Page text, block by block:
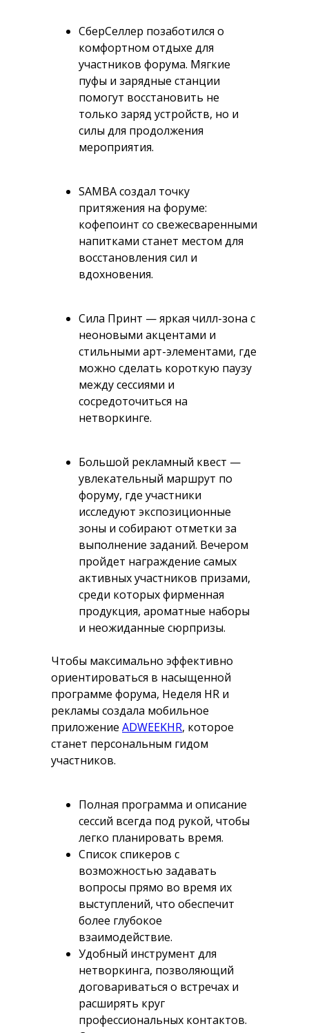
СберСеллер позаботился о
комфортном отдыхе для
участников форума. Мягкие
пуфы и зарядные станции
помогут восстановить не
только заряд устройств, но и
силы для продолжения
мероприятия.
SAMBA создал точку
притяжения на форуме:
кофепоинт со свежесваренными
напитками станет местом для
восстановления сил и
вдохновения.
Сила Принт — яркая чилл-зона с
неоновыми акцентами и
стильными арт-элементами, где
можно сделать короткую паузу
между сессиями и
сосредоточиться на
нетворкинге.
Большой рекламный квест —
увлекательный маршрут по
форуму, где участники
исследуют экспозиционные
зоны и собирают отметки за
выполнение заданий. Вечером
пройдет награждение самых
активных участников призами,
среди которых фирменная
продукция, ароматные наборы
и неожиданные сюрпризы.
Чтобы максимально эффективно
ориентироваться в насыщенной
программе форума, Неделя HR и
рекламы создала мобильное
приложение ADWEEKHR, которое
станет персональным гидом
участников.
Полная программа и описание
сессий всегда под рукой, чтобы
легко планировать время.
Список спикеров с
возможностью задавать
вопросы прямо во время их
выступлений, что обеспечит
более глубокое
взаимодействие.
Удобный инструмент для
нетворкинга, позволяющий
договариваться о встречах и
расширять круг
профессиональных контактов.